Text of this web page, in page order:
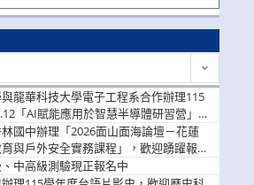
龍華科技大學電子工程系合作辦理115
「AI賦能應用於智慧半導體研習營」，
加
國中辦理「2026面山面海論壇－花蓮
與戶外安全實務課程」，歡迎踴躍報名
、中高級測驗現正報名中